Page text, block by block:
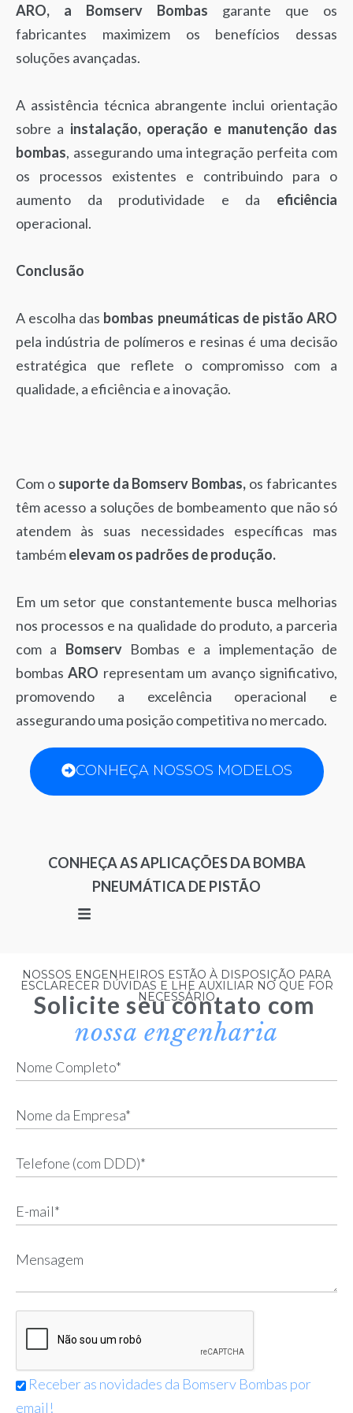
ARO, a Bomserv Bombas garante que os
fabricantes maximizem os benefícios dessas
soluções avançadas.
A assistência técnica abrangente inclui orientação
sobre a instalação, operação e manutenção das
bombas, assegurando uma integração perfeita com
os processos existentes e contribuindo para o
aumento da produtividade e da eficiência
operacional.
Conclusão
A escolha das bombas pneumáticas de pistão ARO
pela indústria de polímeros e resinas é uma decisão
estratégica que reflete o compromisso com a
qualidade, a eficiência e a inovação.
Com o suporte da Bomserv Bombas, os fabricantes
têm acesso a soluções de bombeamento que não só
atendem às suas necessidades específicas mas
tambémelevam os padrões de produção.
Em um setor que constantemente busca melhorias
nos processos e na qualidade do produto, a parceria
com a BomservBombas e a implementação de
bombasARO representam um avanço significativo,
promovendo a excelência operacional e
assegurando uma posição competitiva no mercado.
CONHEÇA NOSSOS MODELOS
CONHEÇA AS APLICAÇÕES DA BOMBA
PNEUMÁTICA DE PISTÃO
NOSSOS ENGENHEIROS ESTÃO À DISPOSIÇÃO PARA
ESCLARECER DÚVIDAS E LHE AUXILIAR NO QUE FOR
NECESSÁRIO
Solicite seu contato com
nossa engenharia
Receber as novidades da Bomserv Bombas por
email!